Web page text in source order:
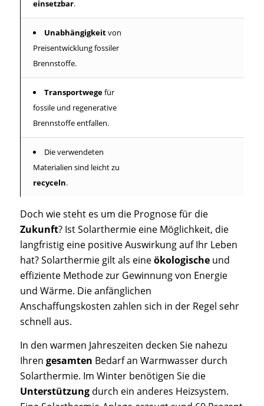
einsetzbar.
Unabhängigkeitvon
Preisentwicklung fossiler
Brennstoffe.
Transportwegefür
fossile und regenerative
Brennstoffe entfallen.
Die verwendeten
Materialien sind leicht zu
recyceln.
Doch wie steht es um die Prognose für die
Zukunft? Ist Solarthermie eine Möglichkeit, die
langfristig eine positive Auswirkung auf Ihr Leben
hat? Solarthermie gilt als eineökologischeund
effiziente Methode zur Gewinnung von Energie
und Wärme. Die anfänglichen
Anschaffungskosten zahlen sich in der Regel sehr
schnell aus.
In den warmen Jahreszeiten decken Sie nahezu
Ihren gesamten Bedarf an Warmwasser durch
Solarthermie. Im Winter benötigen Sie die
Unterstützungdurch ein anderes Heizsystem.